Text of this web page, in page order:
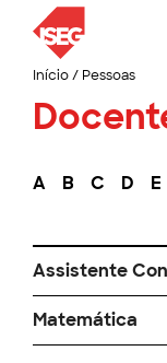
Início/ Pessoas
A B C D E
Assistente
Matemática